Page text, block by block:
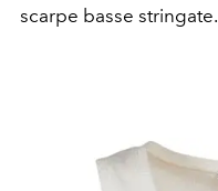
scarpe basse stringate.